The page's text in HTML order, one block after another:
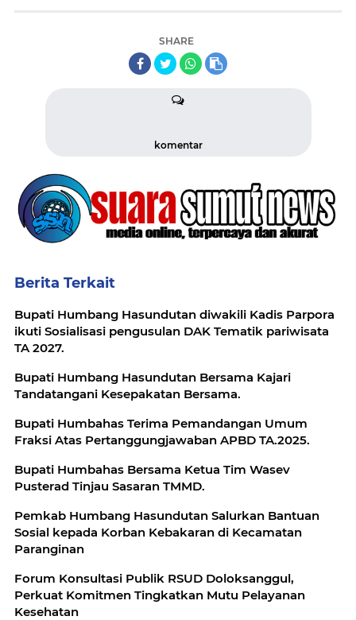
SHARE
komentar
Berita Terkait
Bupati Humbang Hasundutan diwakili Kadis Parpora
ikuti Sosialisasi pengusulan DAK Tematik pariwisata
TA 2027.
Bupati Humbang Hasundutan Bersama Kajari
Tandatangani Kesepakatan Bersama.
Bupati Humbahas Terima Pemandangan Umum
Fraksi Atas Pertanggungjawaban APBD TA.2025.
Bupati Humbahas Bersama Ketua Tim Wasev
Pusterad Tinjau Sasaran TMMD.
Pemkab Humbang Hasundutan Salurkan Bantuan
Sosial kepada Korban Kebakaran di Kecamatan
Paranginan
Forum Konsultasi Publik RSUD Doloksanggul,
Perkuat Komitmen Tingkatkan Mutu Pelayanan
Kesehatan